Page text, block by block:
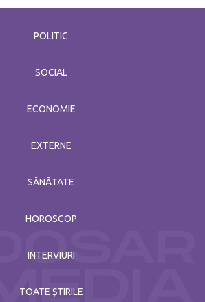
POLITIC
SOCIAL
ECONOMIE
EXTERNE
SĂNĂTATE
HOROSCOP
INTERVIURI
TOATE ȘTIRILE